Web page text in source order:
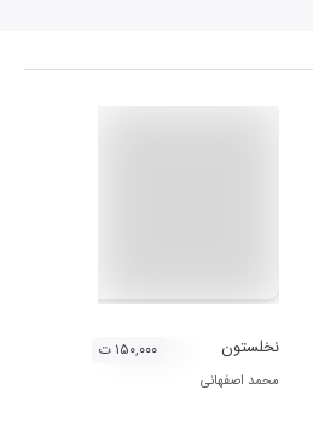
نخلستون
محمد اصفهانی
۱۵۰,۰۰۰ ت